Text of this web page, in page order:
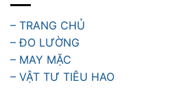
– TRANG CHỦ
– ĐO LƯỜNG
– MAY MẶC
– VẬT TƯ TIÊU HAO